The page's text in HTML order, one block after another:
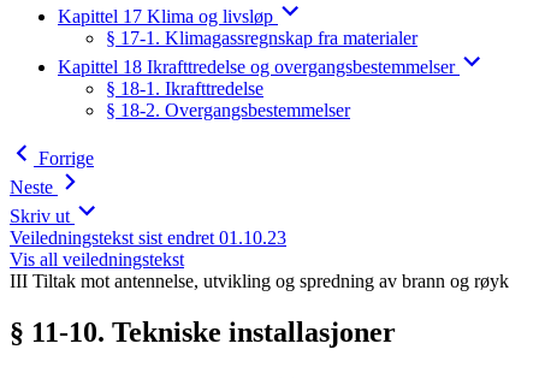
Kapittel 17 Klima og livsløp
§ 17-1. Klimagassregnskap fra materialer
Kapittel 18 Ikrafttredelse og overgangsbestemmelser
§ 18-1. Ikrafttredelse
§ 18-2. Overgangsbestemmelser
Forrige
Neste
Skriv ut
Veiledningstekst sist endret 01.10.23
Vis all veiledningstekst
III Tiltak mot antennelse, utvikling og spredning av brann og røyk
§ 11-10. Tekniske installasjoner